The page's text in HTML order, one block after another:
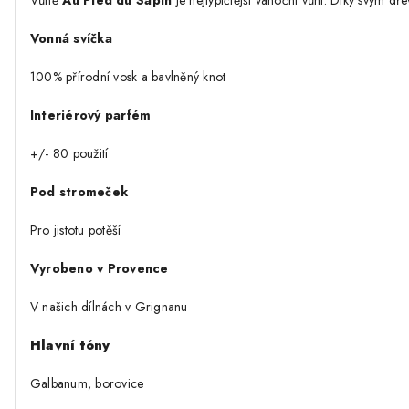
Vonná svíčka
100% přírodní vosk a bavlněný knot
Interiérový parfém
+/- 80 použití
Pod stromeček
Pro jistotu potěší
Vyrobeno v Provence
V našich dílnách v Grignanu
Hlavní tóny
Galbanum, borovice